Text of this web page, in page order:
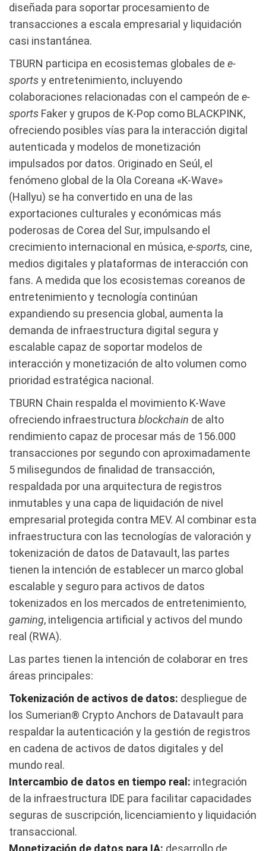
diseñada para soportar procesamiento de
transacciones a escala empresarial y liquidación
casi instantánea.
TBURN participa en ecosistemas globales de e-
sportsy entretenimiento, incluyendo
colaboraciones relacionadas con el campeón de e-
sports Faker y grupos de K-Pop como BLACKPINK,
ofreciendo posibles vías para la interacción digital
autenticada y modelos de monetización
impulsados por datos. Originado en Seúl, el
fenómeno global de la Ola Coreana «K-Wave»
(Hallyu) se ha convertido en una de las
exportaciones culturales y económicas más
poderosas de Corea del Sur, impulsando el
crecimiento internacional en música,e-sports, cine,
medios digitales y plataformas de interacción con
fans. A medida que los ecosistemas coreanos de
entretenimiento y tecnología continúan
expandiendo su presencia global, aumenta la
demanda de infraestructura digital segura y
escalable capaz de soportar modelos de
interacción y monetización de alto volumen como
prioridad estratégica nacional.
TBURN Chain respalda el movimiento K-Wave
ofreciendo infraestructura blockchain de alto
rendimiento capaz de procesar más de 156.000
transacciones por segundo con aproximadamente
5 milisegundos de finalidad de transacción,
respaldada por una arquitectura de registros
inmutables y una capa de liquidación de nivel
empresarial protegida contra MEV. Al combinar esta
infraestructura con las tecnologías de valoración y
tokenización de datos de Datavault, las partes
tienen la intención de establecer un marco global
escalable y seguro para activos de datos
tokenizados en los mercados de entretenimiento,
gaming, inteligencia artificial y activos del mundo
real (RWA).
Las partes tienen la intención de colaborar en tres
áreas principales:
Tokenización de activos de datos: despliegue de
los Sumerian® Crypto Anchors de Datavault para
respaldar la autenticación y la gestión de registros
en cadena de activos de datos digitales y del
mundo real.
Intercambio de datos en tiempo real: integración
de la infraestructura IDE para facilitar capacidades
seguras de suscripción, licenciamiento y liquidación
transaccional.
Monetización de datos para IA: desarrollo de